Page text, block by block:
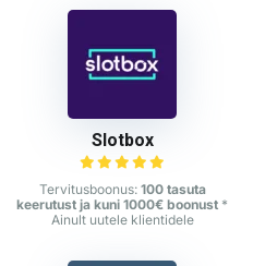
Slotbox
Tervitusboonus: 100 tasuta
keerutust ja kuni 1000€ boonust *
Ainult uutele klientidele